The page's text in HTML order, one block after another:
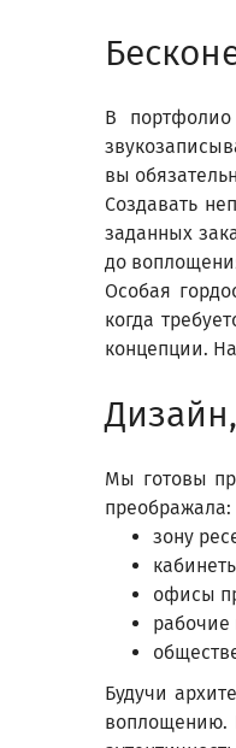
В
вы
Создавать
заданных
до
Особая
когда
концепции.
Мы готовы
преображала:
зону
офисы
рабочие
Будучи
воплощению.